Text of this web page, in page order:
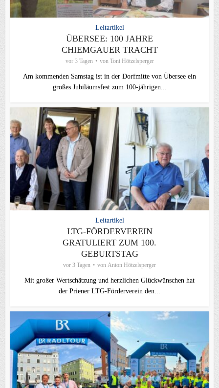
Leitartikel
ÜBERSEE: 100 JAHRE
CHIEMGAUER TRACHT
vor 3 Tagen von Toni Hötzelsperger
Am kommenden Samstag ist in der Dorfmitte von Übersee ein
großes Jubiläumsfest zum 100-jährigen...
Leitartikel
LTG-FÖRDERVEREIN
GRATULIERT ZUM 100.
GEBURTSTAG
vor 3 Tagen von Anton Hötzelsperger
Mit großer Wertschätzung und herzlichen Glückwünschen hat
der Priener LTG‑Förderverein den...